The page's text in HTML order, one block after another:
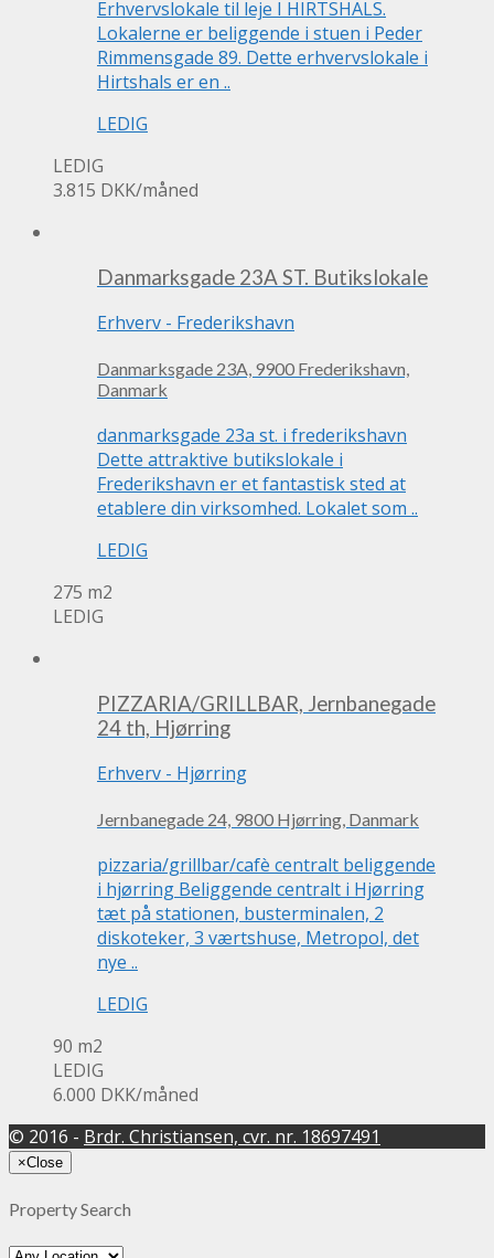
Erhvervslokale til leje I HIRTSHALS.
Lokalerne er beliggende i stuen i Peder
Rimmensgade 89. Dette erhvervslokale i
Hirtshals er en ..
LEDIG
LEDIG
3.815 DKK/måned
Danmarksgade 23A ST. Butikslokale
Erhverv - Frederikshavn
Danmarksgade 23A, 9900 Frederikshavn,
Danmark
danmarksgade 23a st. i frederikshavn
Dette attraktive butikslokale i
Frederikshavn er et fantastisk sted at
etablere din virksomhed. Lokalet som ..
LEDIG
275 m2
LEDIG
PIZZARIA/GRILLBAR, Jernbanegade
24 th, Hjørring
Erhverv - Hjørring
Jernbanegade 24, 9800 Hjørring, Danmark
pizzaria/grillbar/cafè centralt beliggende
i hjørring Beliggende centralt i Hjørring
tæt på stationen, busterminalen, 2
diskoteker, 3 værtshuse, Metropol, det
nye ..
LEDIG
90 m2
LEDIG
6.000 DKK/måned
© 2016 - Brdr. Christiansen, cvr. nr. 18697491
×Close
Property Search